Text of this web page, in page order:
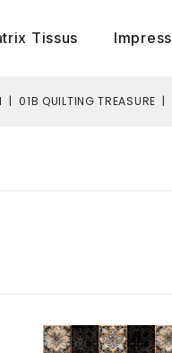
Tissus
01B QUILTING TREASURE